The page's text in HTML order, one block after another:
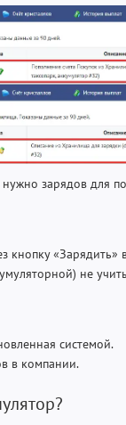
зарядов для
кнопку «Зарядить»
не
системой.
в компании.